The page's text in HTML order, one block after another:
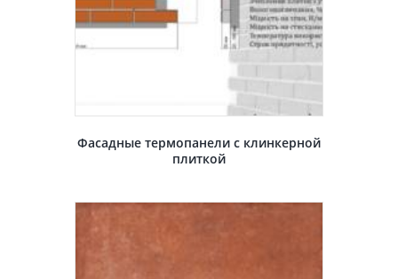
Фасадные термопанели с клинкерной
плиткой